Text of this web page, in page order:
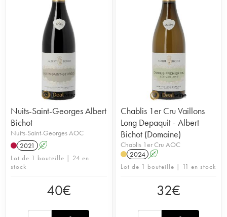
Nuits-Saint-Georges Albert
Bichot
Nuits-Saint-Georges AOC
2021
A
Lot de 1 bouteille | 24 en
stock
40€
Chablis 1er Cru Vaillons
Long Depaquit - Albert
Bichot (Domaine)
Chablis 1er Cru AOC
2024 A
Lot de 1 bouteille | 11 en stock
32€